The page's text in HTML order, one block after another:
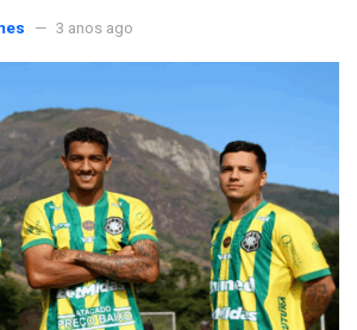
3 anos ago